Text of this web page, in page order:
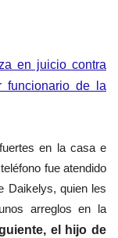
en juicio contra
funcionario de la
en la casa e
fue atendido
Daikelys, quien les
arreglos en la
el hijo de